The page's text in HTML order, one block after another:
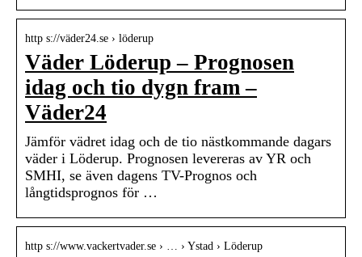
http s://väder24.se › löderup
Väder Löderup – Prognosen
idag och tio dygn fram –
Väder24
Jämför vädret idag och de tio nästkommande dagars
väder i Löderup. Prognosen levereras av YR och
SMHI, se även dagens TV-Prognos och
långtidsprognos för …
http s://www.vackertvader.se › … › Ystad › Löderup